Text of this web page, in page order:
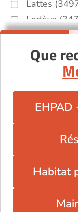
Lattes
Lodève
Lunel
Nézignan-
Olonzac
Saint-Brès
Saint-
Que
EHPAD
Habitat